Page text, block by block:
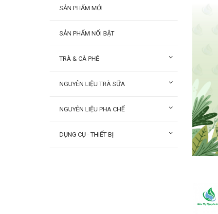
SẢN PHẨM MỚI
SẢN PHẨM NỔI BẬT
TRÀ & CÀ PHÊ
NGUYÊN LIỆU TRÀ SỮA
NGUYÊN LIỆU PHA CHẾ
DỤNG CỤ - THIẾT BỊ